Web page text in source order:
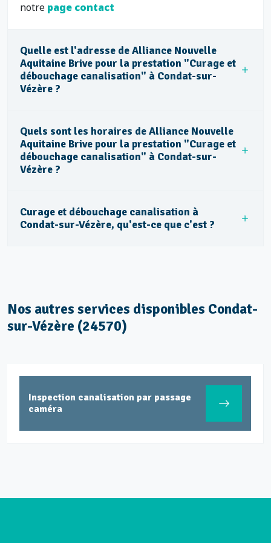
notre page contact
Quelle est l'adresse de Alliance Nouvelle
Aquitaine Brive pour la prestation "Curage et
débouchage canalisation" à Condat-sur-
Vézère ?
Quels sont les horaires de Alliance Nouvelle
Aquitaine Brive pour la prestation "Curage et
débouchage canalisation" à Condat-sur-
Vézère ?
Curage et débouchage canalisation à
Condat-sur-Vézère, qu'est-ce que c'est ?
Nos autres services disponibles Condat-
sur-Vézère (24570)
Inspection canalisation par passage
caméra